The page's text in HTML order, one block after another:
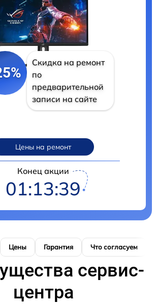
Скидка на ремонт
по
предварительной
записи на сайте
Цены на ремонт
Конец акции
01:13:38
Цены Гарантия Что согласуем
сервис-
центра